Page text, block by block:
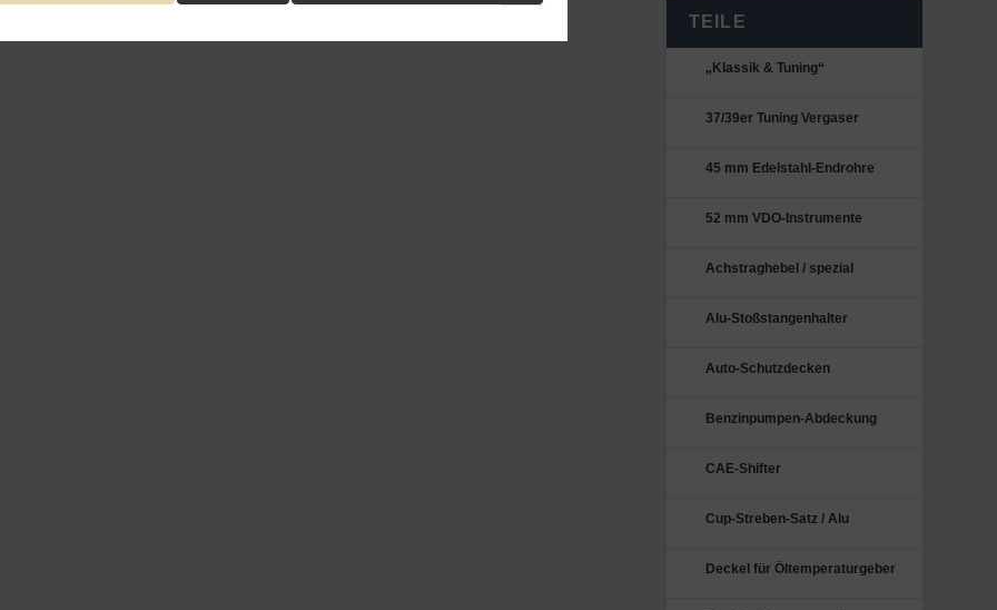
TEILE
„Klassik & Tuning“
37/39er Tuning Vergaser
45 mm Edelstahl-Endrohre
52 mm VDO-Instrumente
Achstraghebel / spezial
Alu-Stoßstangenhalter
Auto-Schutzdecken
Benzinpumpen-Abdeckung
CAE-Shifter
Cup-Streben-Satz / Alu
Deckel für Öltemperaturgeber